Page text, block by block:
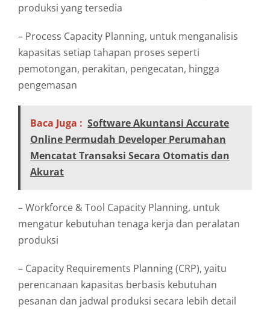
produksi yang tersedia
– Process Capacity Planning, untuk menganalisis
kapasitas setiap tahapan proses seperti
pemotongan, perakitan, pengecatan, hingga
pengemasan
Baca Juga : Software Akuntansi Accurate
Online Permudah Developer Perumahan
Mencatat Transaksi Secara Otomatis dan
Akurat
– Workforce & Tool Capacity Planning, untuk
mengatur kebutuhan tenaga kerja dan peralatan
produksi
– Capacity Requirements Planning (CRP), yaitu
perencanaan kapasitas berbasis kebutuhan
pesanan dan jadwal produksi secara lebih detail